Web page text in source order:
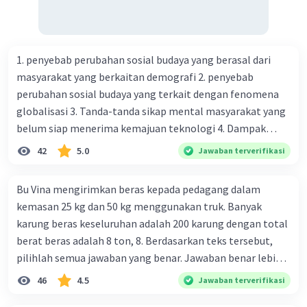
1. penyebab perubahan sosial budaya yang berasal dari
masyarakat yang berkaitan demografi 2. penyebab
perubahan sosial budaya yang terkait dengan fenomena
globalisasi 3. Tanda-tanda sikap mental masyarakat yang
belum siap menerima kemajuan teknologi 4. Dampak
modernisasi dalam kehidupan sosial masyarakat 5.
Kegiatan manusia di bidang ekonomi yang menunjukkan
modernisasi di bidang ilmu pengetahuan dan pendidikan
terhadap pola pikir masyarakat 7. Konsep mengenai
proses modernisasi di masyarakat seringkali mengalami
kesalahan pahaman, salah satunya kesalahan tersebut
menganggap jika menjadi modern adalah mengikuti... 8.
arti dari globalisasi 9. Bentuk kearifan lokal di wilayah
42 5.0 Jawaban terverifikasi
Bu Vina mengirimkan beras kepada pedagang dalam
kemasan 25 kg dan 50 kg menggunakan truk. Banyak
karung beras keseluruhan adalah 200 karung dengan total
berat beras adalah 8 ton, 8. Berdasarkan teks tersebut,
pilihlah semua jawaban yang benar. Jawaban benar lebih
dari satu. Banyak karung beras kemasan 25 kg adalah 50
buah. Banyak karung beras kemasan 50 kg adalah 150
46 4.5 Jawaban terverifikasi